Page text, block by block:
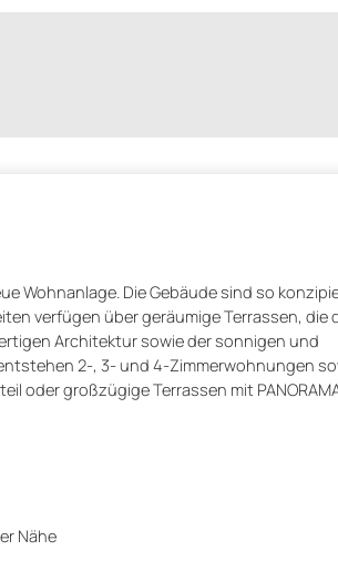
Wohnanlage. Die Gebäude sind so
verfügen über geräumige Terrassen, die
Architektur sowie der sonnigen und
2-, 3- und 4-Zimmerwohnungen
oder großzügige Terrassen mit
Nähe